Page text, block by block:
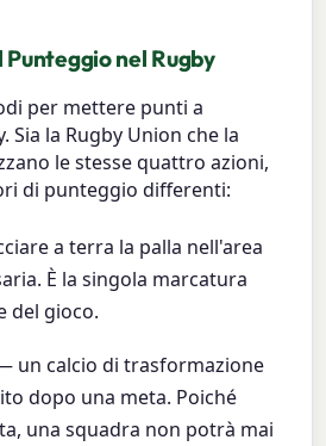
Punteggio nel Rugby
per mettere punti a
Sia la Rugby Union che la
le stesse quattro azioni,
di punteggio differenti:
a terra la palla nell'area
È la singola marcatura
del gioco.
un calcio di trasformazione
dopo una meta. Poiché
una squadra non potrà mai